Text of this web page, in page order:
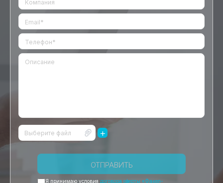
Выберите файл +
ОТПРАВИТЬ
Я принимаю условия договора оферты «Факел-